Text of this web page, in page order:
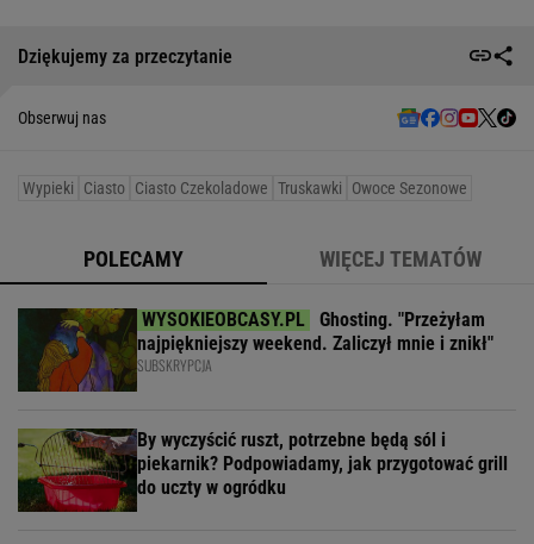
Dziękujemy za przeczytanie
Obserwuj nas
Wypieki Ciasto Ciasto Czekoladowe Truskawki Owoce Sezonowe
POLECAMY WIĘCEJ TEMATÓW
Ghosting. "Przeżyłam
najpiękniejszy weekend. Zaliczył mnie i znikł"
SUBSKRYPCJA
By wyczyścić ruszt, potrzebne będą sól i
piekarnik? Podpowiadamy, jak przygotować grill
do uczty w ogródku